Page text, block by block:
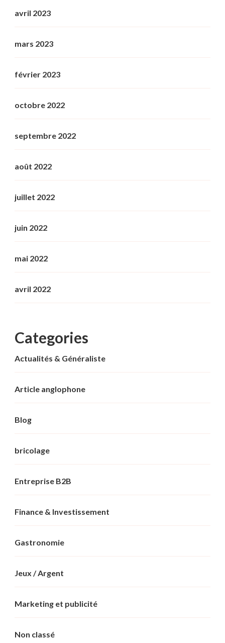
avril 2023
mars 2023
février 2023
octobre 2022
septembre 2022
août 2022
juillet 2022
juin 2022
mai 2022
avril 2022
Categories
Actualités & Généraliste
Article anglophone
Blog
bricolage
Entreprise B2B
Finance & Investissement
Gastronomie
Jeux / Argent
Marketing et publicité
Non classé